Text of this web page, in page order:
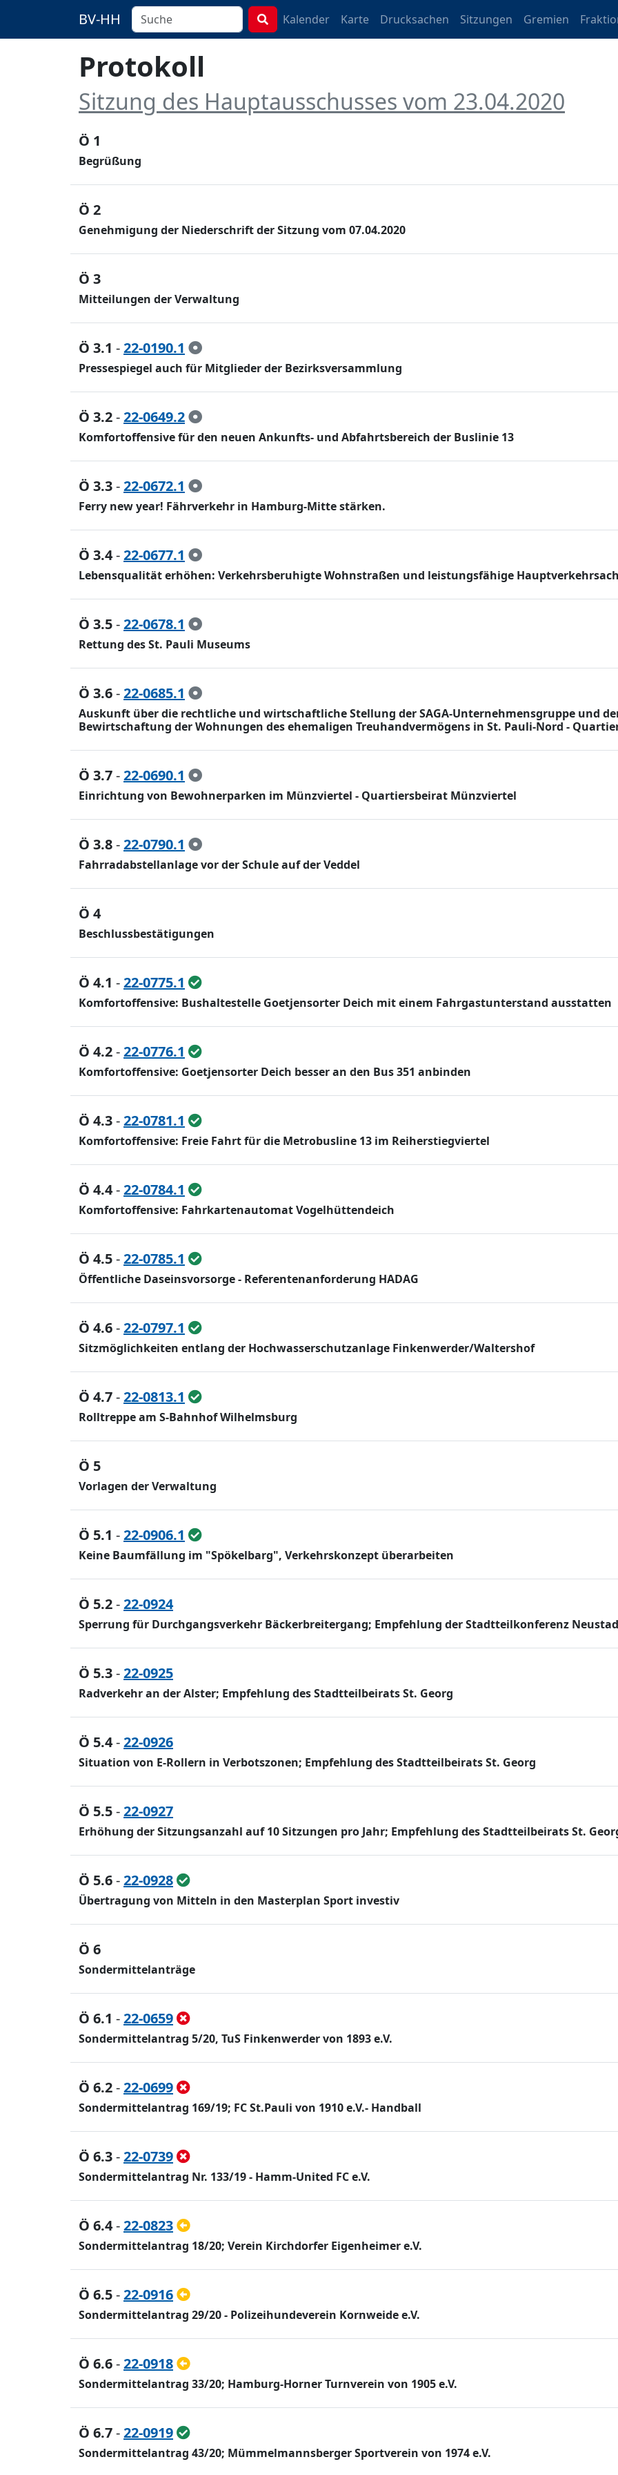
BV-HH Kalender Karte Drucksachen Sitzungen Gremien
Protokoll
Sitzung des Hauptausschusses vom 23.04.2020
Ö 1
Begrüßung
Ö 2
Genehmigung der Niederschrift der Sitzung vom 07.04.2020
Ö 3
Mitteilungen der Verwaltung
Ö 3.1 -22-0190.1
Pressespiegel auch für Mitglieder der Bezirksversammlung
Ö 3.2-22-0649.2
Komfortoffensive für den neuen Ankunfts- und Abfahrtsbereich der Buslinie 13
Ö 3.3-22-0672.1
Ferry new year! Fährverkehr in Hamburg-Mitte stärken.
Ö 3.4-22-0677.1
Lebensqualität erhöhen: Verkehrsberuhigte Wohnstraßen und leistungsfähige
Ö 3.5-22-0678.1
Rettung des St. Pauli Museums
Ö 3.6-22-0685.1
Auskunft über die rechtliche und wirtschaftliche Stellung der SAGA-Unternehmensgruppe und
Bewirtschaftung der Wohnungen des ehemaligen Treuhandvermögens in St. Pauli-Nord -
Ö 3.7-22-0690.1
Einrichtung von Bewohnerparken im Münzviertel - Quartiersbeirat Münzviertel
Ö 3.8-22-0790.1
Fahrradabstellanlage vor der Schule auf der Veddel
Ö 4
Beschlussbestätigungen
Ö 4.1 -22-0775.1
Komfortoffensive: Bushaltestelle Goetjensorter Deich mit einem Fahrgastunterstand ausstatten
Ö 4.2-22-0776.1
Komfortoffensive: Goetjensorter Deich besser an den Bus 351 anbinden
Ö 4.3-22-0781.1
Komfortoffensive: Freie Fahrt für die Metrobusline 13 im Reiherstiegviertel
Ö 4.4-22-0784.1
Komfortoffensive: Fahrkartenautomat Vogelhüttendeich
Ö 4.5-22-0785.1
Öffentliche Daseinsvorsorge - Referentenanforderung HADAG
Ö 4.6-22-0797.1
Sitzmöglichkeiten entlang der Hochwasserschutzanlage Finkenwerder/Waltershof
Ö 4.7-22-0813.1
Rolltreppe am S-Bahnhof Wilhelmsburg
Ö 5
Vorlagen der Verwaltung
Ö 5.1 -22-0906.1
Keine Baumfällung im "Spökelbarg", Verkehrskonzept überarbeiten
Ö 5.2-22-0924
Sperrung für Durchgangsverkehr Bäckerbreitergang; Empfehlung der Stadtteilkonferenz
Ö 5.3-22-0925
Radverkehr an der Alster; Empfehlung des Stadtteilbeirats St. Georg
Ö 5.4-22-0926
Situation von E-Rollern in Verbotszonen; Empfehlung des Stadtteilbeirats St. Georg
Ö 5.5-22-0927
Erhöhung der Sitzungsanzahl auf 10 Sitzungen pro Jahr; Empfehlung des Stadtteilbeirats St.
Ö 5.6-22-0928
Übertragung von Mitteln in den Masterplan Sport investiv
Ö 6
Sondermittelanträge
Ö 6.1 -22-0659
Sondermittelantrag 5/20, TuS Finkenwerder von 1893 e.V.
Ö 6.2-22-0699
Sondermittelantrag 169/19; FC St.Pauli von 1910 e.V.- Handball
Ö 6.3-22-0739
Sondermittelantrag Nr. 133/19 - Hamm-United FC e.V.
Ö 6.4-22-0823
Sondermittelantrag 18/20; Verein Kirchdorfer Eigenheimer e.V.
Ö 6.5-22-0916
Sondermittelantrag 29/20 - Polizeihundeverein Kornweide e.V.
Ö 6.6-22-0918
Sondermittelantrag 33/20; Hamburg-Horner Turnverein von 1905 e.V.
Ö 6.7-22-0919
Sondermittelantrag 43/20; Mümmelmannsberger Sportverein von 1974 e.V.